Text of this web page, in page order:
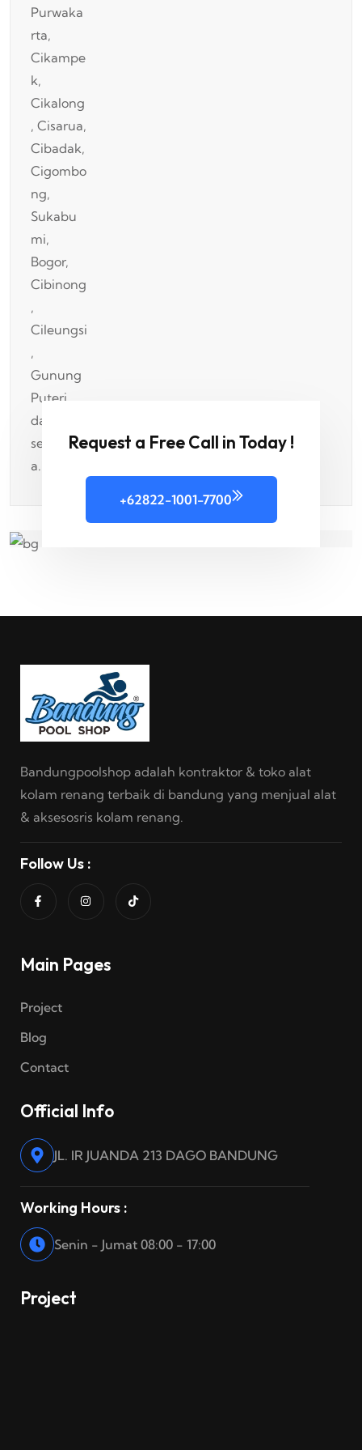
Request a Free Call in Today !
+62822-1001-7700
Bandungpoolshop adalah kontraktor & toko alat
kolam renang terbaik di bandung yang menjual alat
& aksesosris kolam renang.
Follow Us :
Main Pages
Project
Blog
Contact
Official Info
JL. IR JUANDA 213 DAGO BANDUNG
Working Hours :
Senin - Jumat 08:00 - 17:00
Project